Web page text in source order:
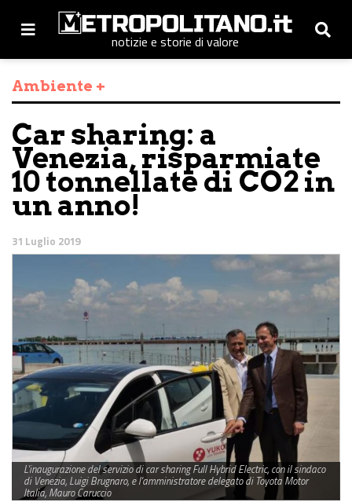
notizie e storie di valore
Ambiente +
Car sharing: a
Venezia, risparmiate
10 tonnellate di CO2 in
un anno!
31 Luglio 2019
L'inaugurazione del servizio di car sharing Full Hybrid Electric, con il sindaco
di Venezia, Luigi Brugnaro, e l'amministratore delegato di Toyota Motor
Italia, Mauro Caruccio